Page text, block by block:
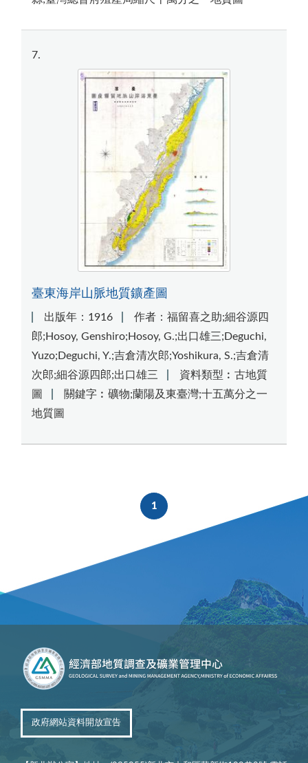
7
臺東海岸山脈地質鑛產圖
出版年：1916
作者：福留喜之助;細谷源四
郎;Hosoy, Genshiro;Hosoy, G.;出口雄三;Deguchi,
Yuzo;Deguchi, Y.;吉倉清次郎;Yoshikura, S.;吉倉清
次郎;細谷源四郎;出口雄三
資料類型︰古地質
圖
關鍵字︰礦物;蘭陽及東臺灣;十五萬分之一
地質圖
1
政府網站資料開放宣告